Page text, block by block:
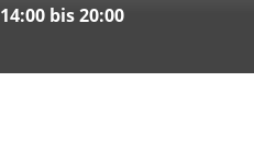
bis 20:00